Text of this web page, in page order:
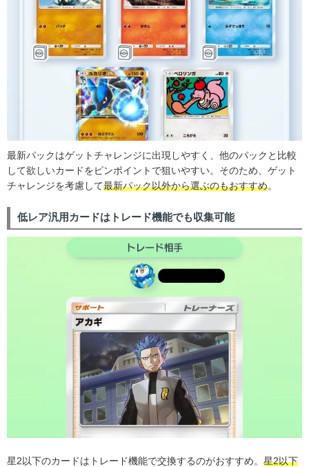
最新パックはゲットチャレンジに出現しやすく、他のパックと比較
して欲しいカードをピンポイントで狙いやすい。そのため、ゲット
チャレンジを考慮して最新パック以外から選ぶのもおすすめ。
低レア汎用カードはトレード機能でも収集可能
星2以下のカードはトレード機能で交換するのがおすすめ。 星2以下